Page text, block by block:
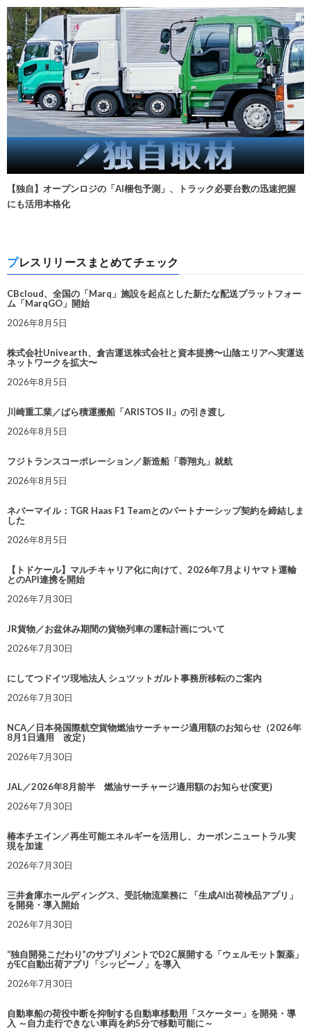
【独自】オープンロジの「AI梱包予測」、トラック必要台数の迅速把握
にも活用本格化
プレスリリースまとめてチェック
CBcloud、全国の「Marq」施設を起点とした新たな配送プラットフォー
ム「MarqGO」開始
2026年8月5日
株式会社Univearth、倉吉運送株式会社と資本提携〜山陰エリアへ実運送
ネットワークを拡大〜
2026年8月5日
川崎重工業／ばら積運搬船「ARISTOS II」の引き渡し
2026年8月5日
フジトランスコーポレーション／新造船「蓉翔丸」就航
2026年8月5日
ネバーマイル：TGR Haas F1 Teamとのパートナーシップ契約を締結しま
した
2026年8月5日
【トドケール】マルチキャリア化に向けて、2026年7月よりヤマト運輸
とのAPI連携を開始
2026年7月30日
JR貨物／お盆休み期間の貨物列車の運転計画について
2026年7月30日
にしてつドイツ現地法人 シュツットガルト事務所移転のご案内
2026年7月30日
NCA／日本発国際航空貨物燃油サーチャージ適用額のお知らせ（2026年
8月1日適用 改定）
2026年7月30日
JAL／2026年8月前半 燃油サーチャージ適用額のお知らせ(変更)
2026年7月30日
椿本チエイン／再生可能エネルギーを活用し、カーボンニュートラル実
現を加速
2026年7月30日
三井倉庫ホールディングス、受託物流業務に 「生成AI出荷検品アプリ」
を開発・導入開始
2026年7月30日
“独自開発こだわり”のサプリメントでD2C展開する「ウェルモット製薬」
がEC自動出荷アプリ「シッピーノ」を導入
2026年7月30日
自動車船の荷役中断を抑制する自動車移動用「スケーター」を開発・導
入 ～自力走行できない車両を約5分で移動可能に～